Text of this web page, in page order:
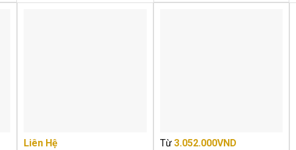
Liên Hệ Từ 3.052.000VND